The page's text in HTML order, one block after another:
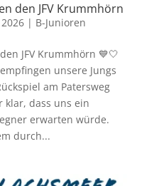
den JFV Krummhörn
| B-Junioren
JFV Krummhörn 💙🤍
unsere Jungs
am Patersweg
klar, dass uns ein
erwarten würde.
durch...